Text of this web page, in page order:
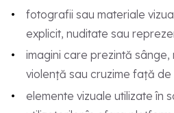
fotografii sau materiale
explicit, nuditate sau
imagini care prezintă
violență sau cruzime față
elemente vizuale utilizate în